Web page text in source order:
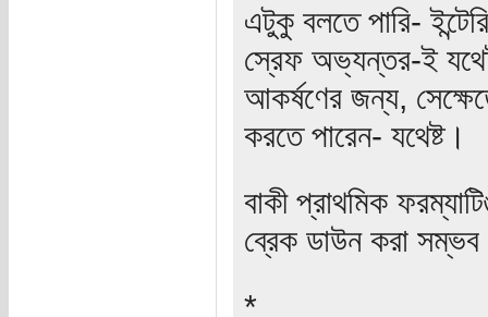
এটুকু বলতে পারি-
স্রেফ অভ্যন্তর-ই
আকর্ষণের জন্য,
করতে পারেন- যথেষ্ট।
বাকী প্রাথমিক
ব্রেক ডাউন করা
*